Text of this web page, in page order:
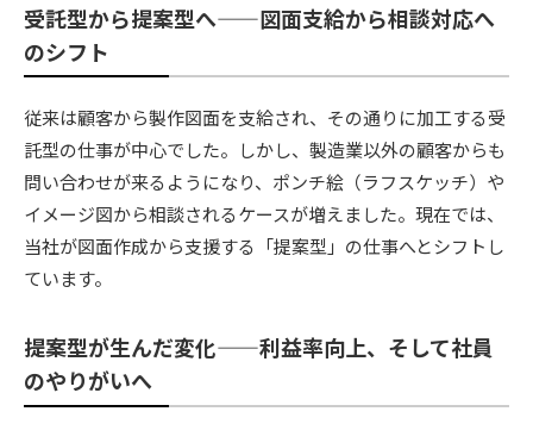
受託型から提案型へ——図面支給から相談対応へ
のシフト
従来は顧客から製作図面を支給され、その通りに加工する受
託型の仕事が中心でした。しかし、製造業以外の顧客からも
問い合わせが来るようになり、ポンチ絵（ラフスケッチ）や
イメージ図から相談されるケースが増えました。現在では、
当社が図面作成から支援する「提案型」の仕事へとシフトし
ています。
提案型が生んだ変化——利益率向上、そして社員
のやりがいへ